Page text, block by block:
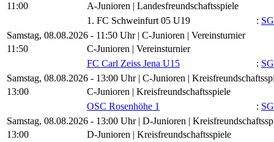
11:00
A-Junioren | Landesfreundschaftsspiele
1. FC Schweinfurt 05 U19
:
Samstag, 08.08.2026 - 11:50 Uhr | C-Junioren | Vereinsturnier
11:50
C-Junioren | Vereinsturnier
FC Carl Zeiss Jena U15
:
Samstag, 08.08.2026 - 13:00 Uhr | C-Junioren |
13:00
C-Junioren | Kreisfreundschaftsspiele
OSC Rosenhöhe 1
:
Samstag, 08.08.2026 - 13:00 Uhr | D-Junioren |
13:00
D-Junioren | Kreisfreundschaftsspiele